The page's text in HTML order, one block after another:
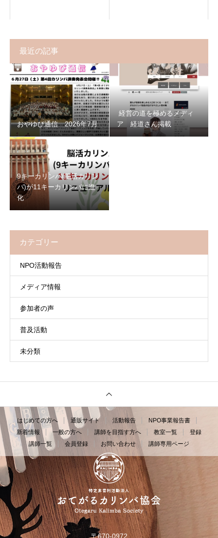
最近の記事
おやゆび通信 2026年7月
経営の道を極めるメディ
ア 経道さん掲載
9キーカリンバ(脳活カリン
バ)が11キーカリンバに進
化
カテゴリー
NPO活動報告
メディア情報
参加者の声
普及活動
未分類
〒670-0972
はじめての方へ 通販サイト 活動報告
NPO事業報告書
新着情報
一般の方へ 講師を目指す方へ 教室一覧
登録
講師一覧
会員登録 お問い合わせ 講師専用ページ